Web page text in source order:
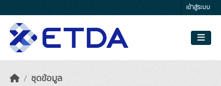
เข้าสู่ระบบ
ชุดข้อมูล